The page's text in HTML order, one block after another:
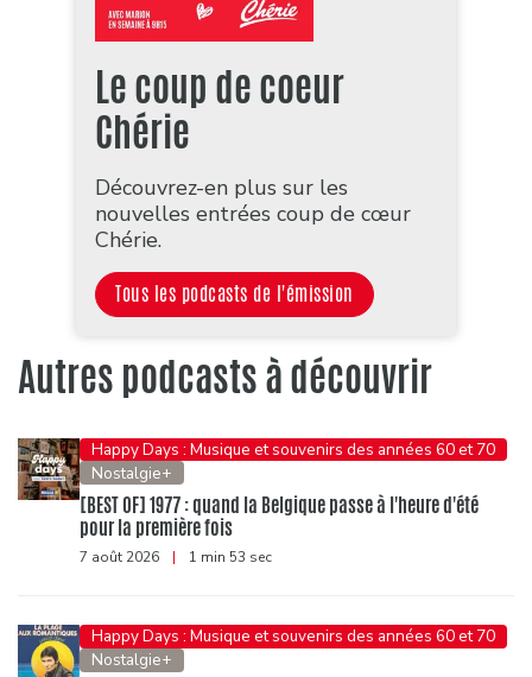
Le coup de coeur
Chérie
Découvrez-en plus sur les
nouvelles entrées coup de cœur
Chérie.
Tous les podcasts de l'émission
Autres podcasts à découvrir
Happy Days : Musique et souvenirs des années 60 et 70
Nostalgie+
[BEST OF] 1977 : quand la Belgique passe à l'heure d'été
pour la première fois
7 août 2026 | 1 min 53 sec
Happy Days : Musique et souvenirs des années 60 et 70
Nostalgie+